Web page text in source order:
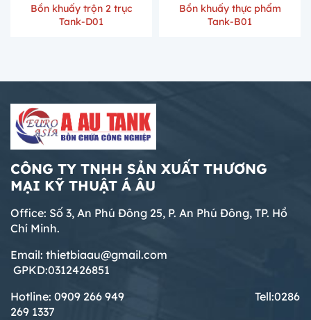
Bồn khuấy trộn 2 trục
Tank-D01
Bồn khuấy thực phẩm
Tank-B01
CÔNG TY TNHH SẢN XUẤT THƯƠNG
MẠI KỸ THUẬT Á ÂU
Office: Số 3, An Phú Đông 25, P. An Phú Đông, TP. Hồ
Chí Minh.
Email: thietbiaau@gmail.com
GPKD:0312426851
Hotline: 0909 266 949 Tell:0286
269 1337